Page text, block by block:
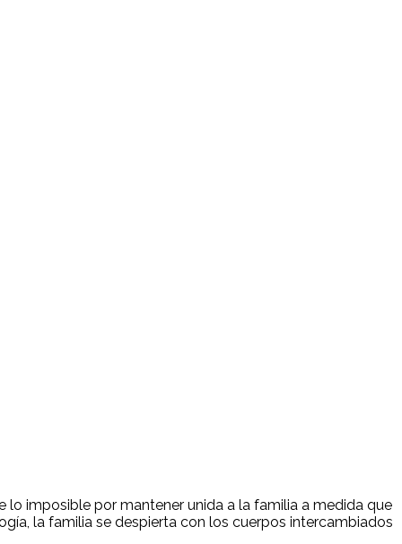
lo imposible por mantener unida a la familia a medida que
la familia se despierta con los cuerpos intercambiados